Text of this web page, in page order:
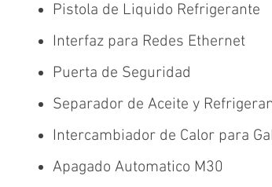
Pistola de Liquido Refrigerante
Interfaz para Redes Ethernet
Puerta de Seguridad
Separador de Aceite y
Intercambiador de Calor para
Apagado Automatico M30